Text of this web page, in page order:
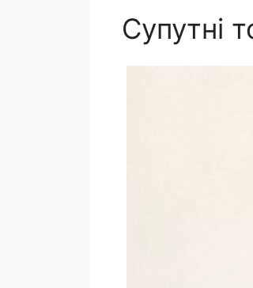
Супутні